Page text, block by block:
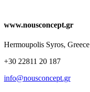
www.nousconcept.gr
Hermoupolis Syros, Greece
+30 22811 20 187
info@nousconcept.gr